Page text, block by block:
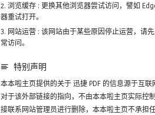
浏览缓存 : 更换其他浏览器尝试访问，譬如
器重试打开。
网站运营 : 该网站由于某些原因停止运营，请
常访问。
特别声明
本本啦主页提供的关于迅捷 PDF的信息源于互联
对于该外部链接的指向，不由本本啦主页实际控
接联系网站管理员进行删除，本本啦主页不承担